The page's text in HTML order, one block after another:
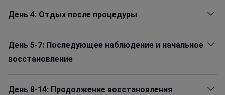
День 4: Отдых после процедуры
День 5-7: Последующее наблюдение и начальное
восстановление
День 8-14: Продолжение восстановления